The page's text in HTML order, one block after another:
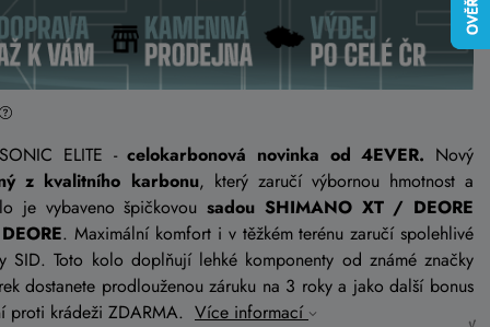
ELITE -celokarbonová novinka od 4EVER. Nový
z kvalitního karbonu, který zaručí výbornou hmotnost a
je vybaveno špičkovou sadou SHIMANO XT / DEORE
. Maximální komfort i v těžkém terénu zaručí spolehlivé
SID. Toto kolo doplňují lehké komponenty od známé značky
dostanete prodlouženou záruku na 3 roky a jako další bonus
proti krádeži ZDARMA. Více informací